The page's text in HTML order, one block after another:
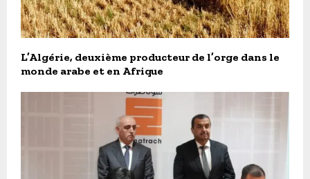
L’Algérie, deuxième producteur de l’orge dans le
monde arabe et en Afrique